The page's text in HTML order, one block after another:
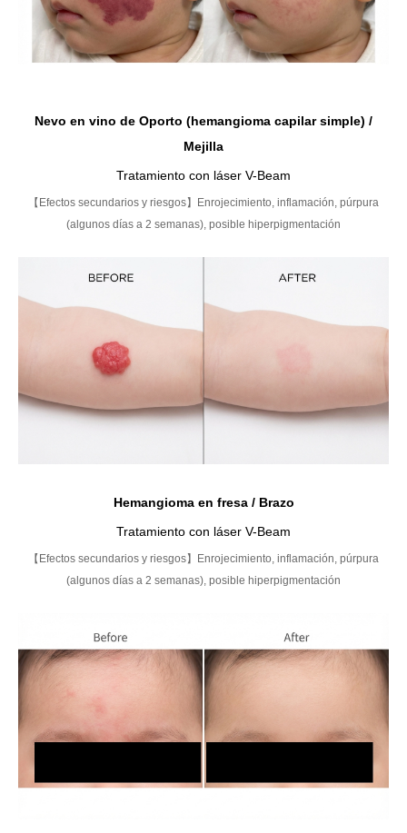
Nevo en vino de Oporto (hemangioma capilar simple) /
Mejilla
Tratamiento con láser V-Beam
【Efectos secundarios y riesgos】Enrojecimiento, inflamación, púrpura
(algunos días a 2 semanas), posible hiperpigmentación
Hemangioma en fresa / Brazo
Tratamiento con láser V-Beam
【Efectos secundarios y riesgos】Enrojecimiento, inflamación, púrpura
(algunos días a 2 semanas), posible hiperpigmentación